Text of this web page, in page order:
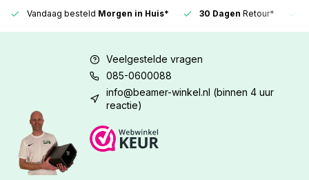
Vandaag besteld Morgen in Huis* 30 Dagen Retour*
Veelgestelde vragen
085-0600088
info@beamer-winkel.nl (binnen 4 uur
reactie)